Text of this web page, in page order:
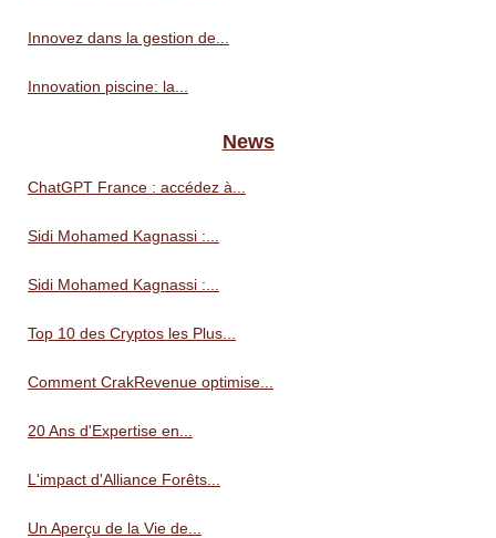
Innovez dans la gestion de...
Innovation piscine: la...
News
ChatGPT France : accédez à...
Sidi Mohamed Kagnassi :...
Sidi Mohamed Kagnassi :...
Top 10 des Cryptos les Plus...
Comment CrakRevenue optimise...
20 Ans d'Expertise en...
L'impact d'Alliance Forêts...
Un Aperçu de la Vie de...